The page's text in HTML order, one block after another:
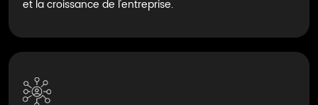
et la croissance de l'entreprise.